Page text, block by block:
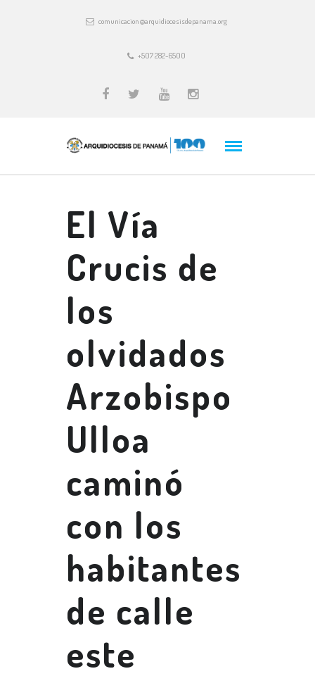
comunicacion@arquidiocesisdepanama.org
+507 282-6500
El Vía
Crucis de
los
olvidados
Arzobispo
Ulloa
caminó
con los
habitantes
de calle
este